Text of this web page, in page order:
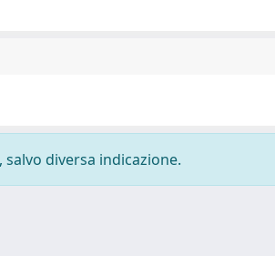
diversa indicazione.